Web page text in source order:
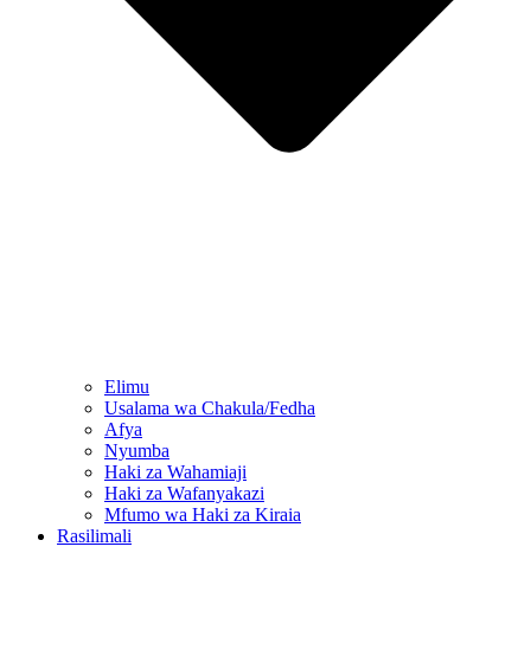
Elimu
Usalama wa Chakula/Fedha
Afya
Nyumba
Haki za Wahamiaji
Haki za Wafanyakazi
Mfumo wa Haki za Kiraia
Rasilimali